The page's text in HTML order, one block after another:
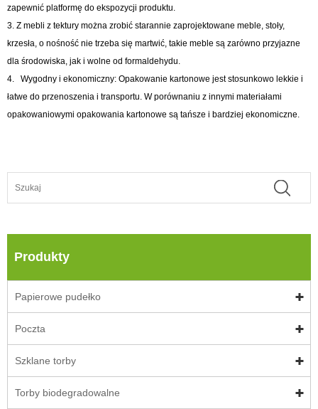
zapewnić platformę do ekspozycji produktu.
3. Z mebli z tektury można zrobić starannie zaprojektowane meble, stoły,
krzesła, o nośność nie trzeba się martwić, takie meble są zarówno przyjazne
dla środowiska, jak i wolne od formaldehydu.
4. Wygodny i ekonomiczny: Opakowanie kartonowe jest stosunkowo lekkie i
łatwe do przenoszenia i transportu. W porównaniu z innymi materiałami
opakowaniowymi opakowania kartonowe są tańsze i bardziej ekonomiczne.
Produkty
Papierowe pudełko
Poczta
Szklane torby
Torby biodegradowalne